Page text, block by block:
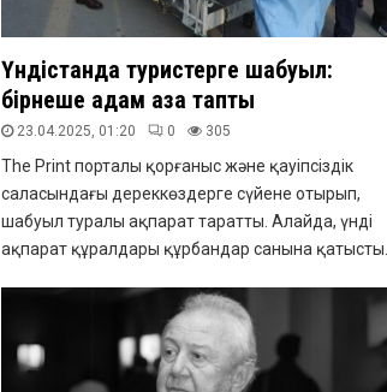
Үндістанда туристерге шабуыл:
бірнеше адам қаза тапты
23.04.2025, 01:20 0 305
The Print порталы қорғаныс және қауіпсіздік
саласындағы дереккөздерге сүйене отырып,
шабуыл туралы ақпарат таратты. Алайда, үнді
ақпарат құралдары құрбандар санына қатысты...